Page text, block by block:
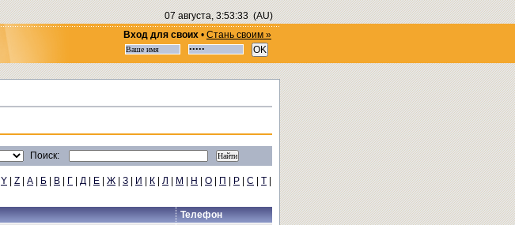
07 августа, 3:53:33(AU)
Вход для своих • Стань своим »
Поиск:
Y Z А Б В Г Д Е Ж З И К Л М Н О П Р С Т
Телефон